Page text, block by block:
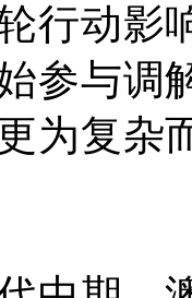
行动影
参与调
为复杂